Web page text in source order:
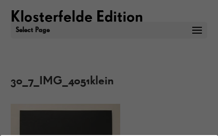
Select Page
30_7_IMG_4051klein